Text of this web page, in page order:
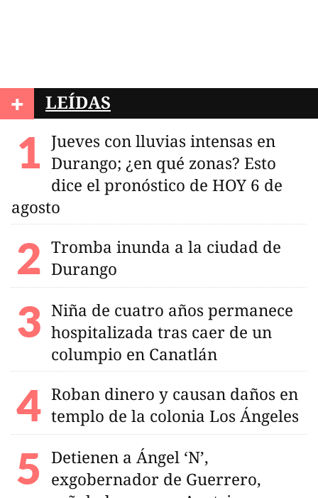
+ LEÍDAS
Jueves con lluvias intensas en
Durango; ¿en qué zonas? Esto
dice el pronóstico de HOY 6 de
agosto
Tromba inunda a la ciudad de
Durango
Niña de cuatro años permanece
hospitalizada tras caer de un
columpio en Canatlán
Roban dinero y causan daños en
templo de la colonia Los Ángeles
Detienen a Ángel ‘N’,
exgobernador de Guerrero,